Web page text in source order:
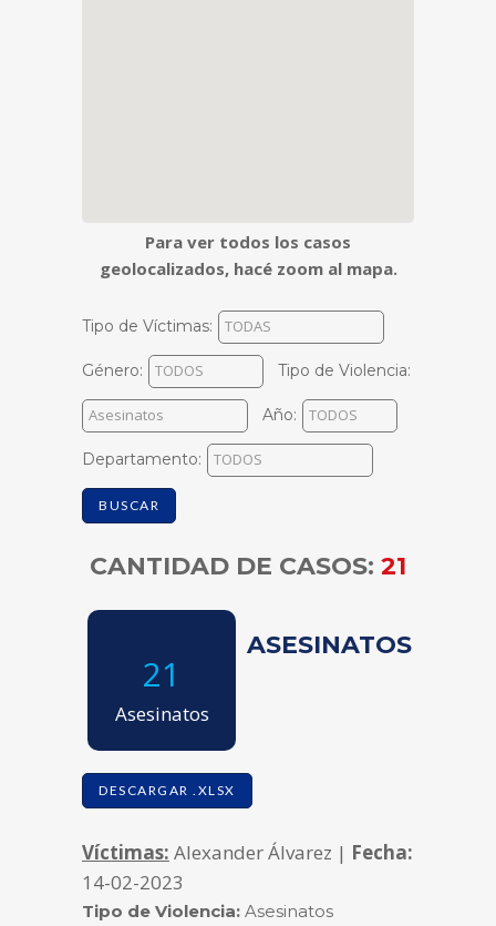
Para ver todos los casos
geolocalizados, hacé zoom al mapa.
Tipo de Víctimas:
Género: Tipo de Violencia:
Año:
Departamento:
BUSCAR
CANTIDAD DE CASOS: 21
21
Asesinatos
ASESINATOS
DESCARGAR .XLSX
Víctimas: Alexander Álvarez | Fecha:
14-02-2023
Tipo de Violencia: Asesinatos